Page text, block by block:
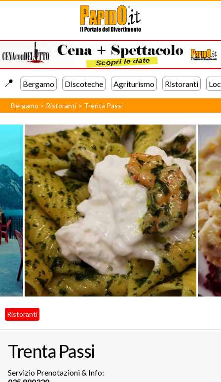
📍️ Bergamo Discoteche Agriturismo Ristoranti
Bergamo > Ristoranti > Trenta Passi
Ristoranti
Trenta Passi
Servizio Prenotazioni & Info: